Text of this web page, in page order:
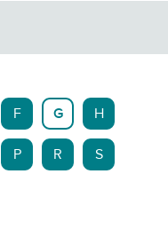
F G H
P R S